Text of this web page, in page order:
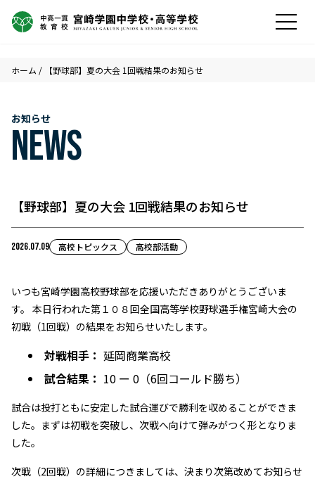
ホーム / 【野球部】夏の大会 1回戦結果のお知らせ
お知らせ
NEWS
【野球部】夏の大会 1回戦結果のお知らせ
2026.07.09 高校トピックス 高校部活動
いつも宮崎学園高校野球部を応援いただきありがとうございま
す。 本日行われた第１０８回全国高等学校野球選手権宮崎大会の
初戦（1回戦）の結果をお知らせいたします。
対戦相手： 延岡商業高校
試合結果： 10 ー 0（6回コールド勝ち）
試合は投打ともに安定した試合運びで勝利を収めることができま
した。まずは初戦を突破し、次戦へ向けて弾みがつく形となりま
した。
次戦（2回戦）の詳細につきましては、決まり次第改めてお知らせ